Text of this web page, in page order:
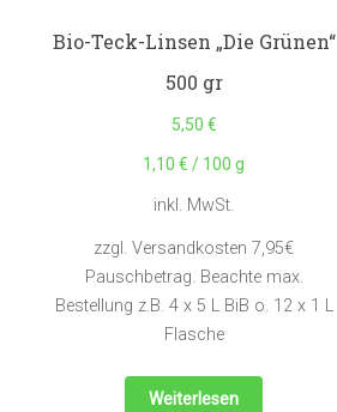
Bio-Teck-Linsen „Die Grünen“
500 gr
5,50 €
1,10€ / 100 g
inkl. MwSt.
zzgl. Versandkosten 7,95€
Pauschbetrag. Beachte max.
Bestellung z.B. 4 x 5 L BiB o. 12 x 1 L
Flasche
Weiterlesen